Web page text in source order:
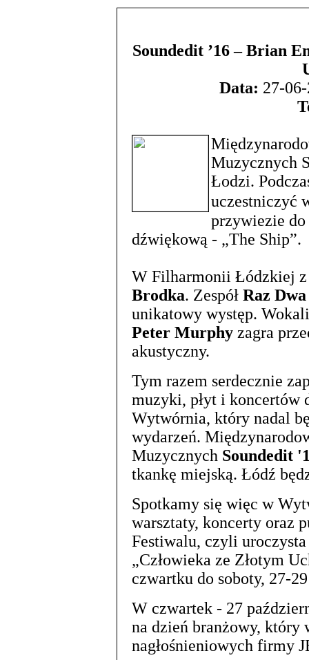
Soundedit ’16 – Brian
Data: 27-
Muzycznych
Łodzi.
uczestniczyć
przywiezie
dźwiękową - „The Ship”.
W Filharmonii Łódzkiej
Brodka. Zespół Raz
unikatowy występ.
Peter Murphy zagra
akustyczny.
Tym razem serdecznie
muzyki, płyt i koncertów
Wytwórnia, który nadal
wydarzeń.
Muzycznych Soundedit
tkankę miejską. Łódź
Spotkamy się więc w
warsztaty, koncerty oraz
Festiwalu, czyli
„Człowieka ze Złotym
czwartku do soboty, 27-
W czwartek - 27
na dzień branżowy, który
nagłośnieniowych firmy